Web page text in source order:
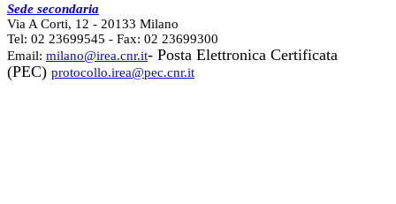
Sede secondaria
Via A Corti, 12 - 20133 Milano
Tel: 02 23699545 - Fax: 02 23699300
Email: milano@irea.cnr.it- Posta Elettronica Certificata
(PEC) protocollo.irea@pec.cnr.it